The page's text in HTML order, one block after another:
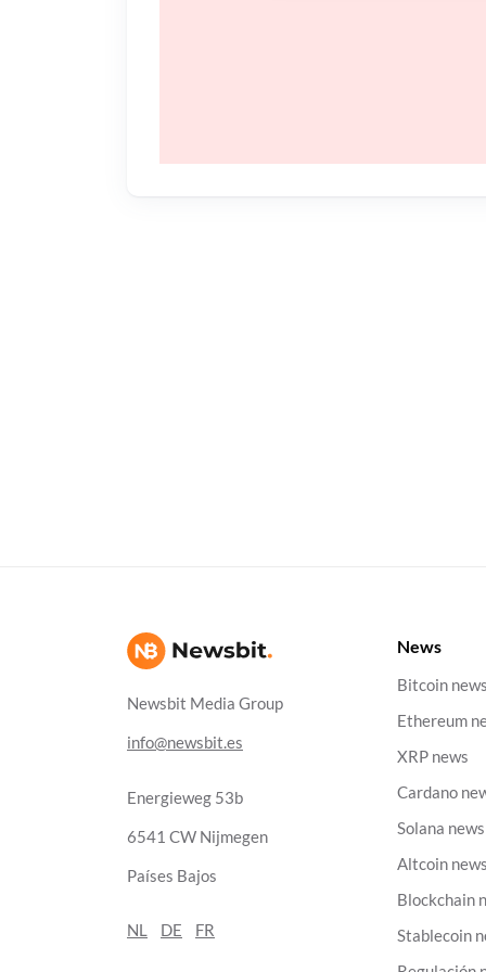
Newsbit Media Group
info@newsbit.es
Energieweg 53b
6541 CW Nijmegen
Países Bajos
NL DE FR
News
Bitcoin
Ethereum
XRP news
Cardano
Solana news
Altcoin
Blockchain
Stablecoin